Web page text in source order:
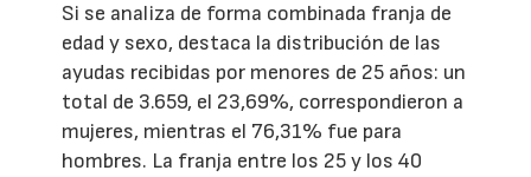
Si se analiza de forma combinada franja de
edad y sexo, destaca la distribución de las
ayudas recibidas por menores de 25 años: un
total de 3.659, el 23,69%, correspondieron a
mujeres, mientras el 76,31% fue para
hombres. La franja entre los 25 y los 40